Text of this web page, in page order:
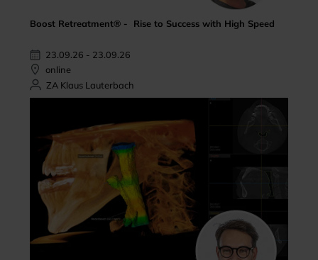
Boost Retreatment® - Rise to Success with High Speed
23.09.26 - 23.09.26
online
ZA Klaus Lauterbach